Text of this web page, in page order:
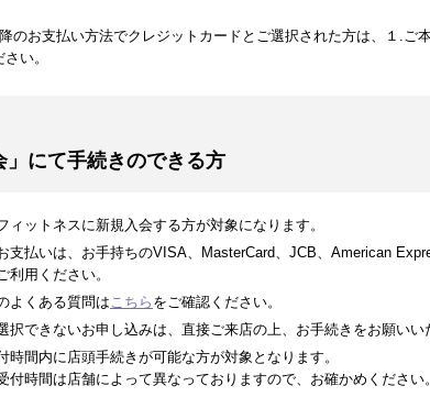
のお支払い方法でクレジットカードとご選択された方は、１.ご
い。
」にて手続きのできる方
ィットネスに新規入会する方が対象になります。
支払いは、お手持ちのVISA、MasterCard、JCB、American
利用ください。
よくある質問は こちら をご確認ください。
択できないお申し込みは、直接ご来店の上、お手続きをお願いい
時間内に店頭手続きが可能な方が対象となります。
付時間は店舗によって異なっておりますので、お確かめください